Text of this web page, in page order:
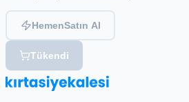
HemenSatın Al
Tükendi